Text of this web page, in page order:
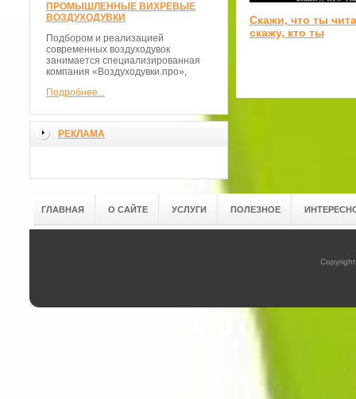
ПРОМЫШЛЕННЫЕ ВИХРЕВЫЕ
ВОЗДУХОДУВКИ
Подбором и реализацией
современных воздуходувок
занимается специализированная
компания «Воздуходувки.про»,
Подробнее...
РЕКЛАМА
Скажи, что ты
скажу, кто ты
ГЛАВНАЯ О САЙТЕ УСЛУГИ ПОЛЕЗНОЕ